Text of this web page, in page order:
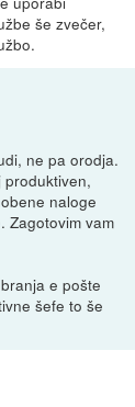
še zvečer,
ne pa orodja.
produktiven,
naloge
Zagotovim vam
e pošte
šefe to še